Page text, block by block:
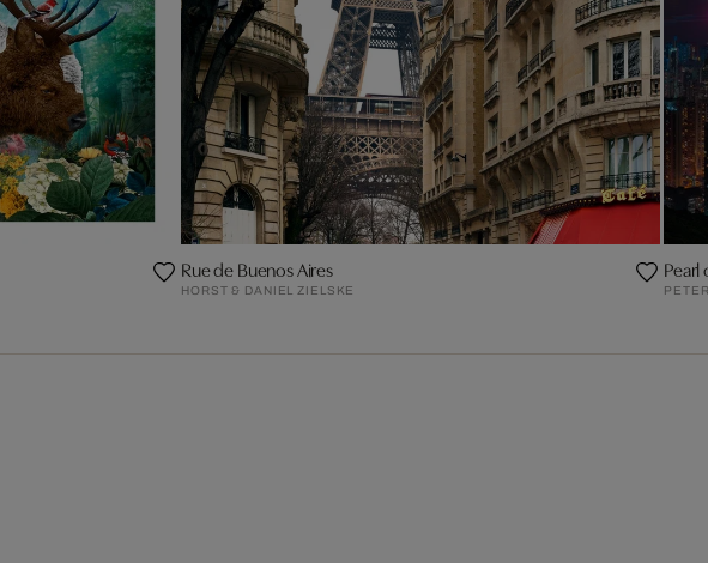
Rue de Buenos Aires
HORST & DANIEL ZIELSKE